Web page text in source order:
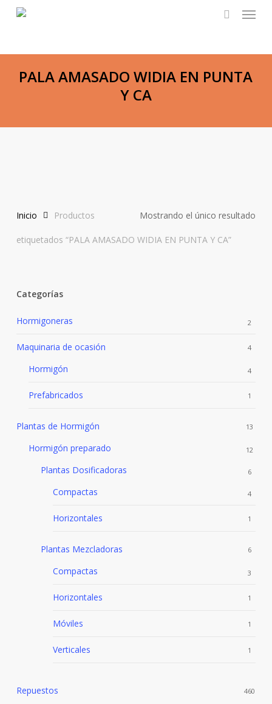
content
Menu
PALA AMASADO WIDIA EN PUNTA
Y CA
Mostrando el único resultado
Inicio Productos
etiquetados “PALA AMASADO WIDIA EN PUNTA Y CA”
Categorías
Hormigoneras 2
Maquinaria de ocasión 4
Hormigón 4
Prefabricados 1
Plantas de Hormigón 13
Hormigón preparado 12
Plantas Dosificadoras 6
Compactas 4
Horizontales 1
Plantas Mezcladoras 6
Compactas 3
Horizontales 1
Móviles 1
Verticales 1
Repuestos 460